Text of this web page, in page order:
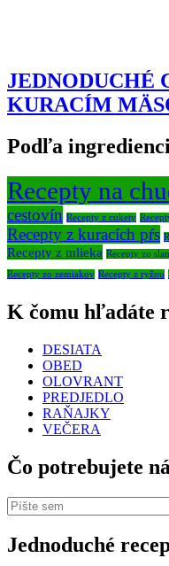
JEDNODUCHÉ
KURACÍM
Podľa
Recepty na
cestovín Recepty z cukety
Recepty z kuracích pŕs
Recepty z mlieka Recepty zo
Recepty zo zemiakov Recepty z ryžou
K čomu hľadáte
DESIATA
OBED
OLOVRANT
PREDJEDLO
RAŇAJKY
VEČERA
Čo potrebujete
Jednoduché